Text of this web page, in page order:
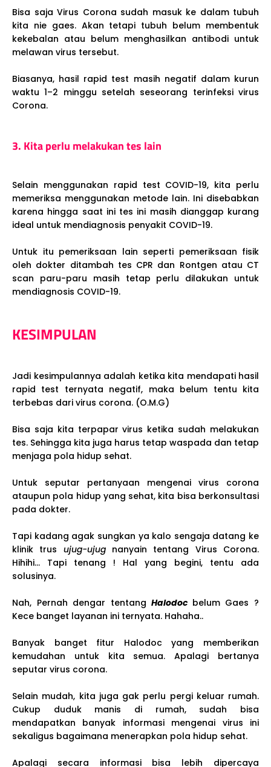
Bisa saja Virus Corona sudah masuk ke dalam tubuh
kita nie gaes. Akan tetapi tubuh belum membentuk
kekebalan atau belum menghasilkan antibodi untuk
melawan virus tersebut.
Biasanya, hasil rapid test masih negatif dalam kurun
waktu 1–2 minggu setelah seseorang terinfeksi virus
Corona.
3. Kita perlu melakukan tes lain
Selain menggunakan rapid test COVID-19, kita perlu
memeriksa menggunakan metode lain. Ini disebabkan
karena hingga saat ini tes ini masih dianggap kurang
ideal untuk mendiagnosis penyakit COVID-19.
Untuk itu pemeriksaan lain seperti pemeriksaan fisik
oleh dokter ditambah tes CPR dan Rontgen atau CT
scan paru-paru masih tetap perlu dilakukan untuk
mendiagnosis COVID-19.
KESIMPULAN
Jadi kesimpulannya adalah ketika kita mendapati hasil
rapid test ternyata negatif, maka belum tentu kita
terbebas dari virus corona. (O.M.G)
Bisa saja kita terpapar virus ketika sudah melakukan
tes. Sehingga kita juga harus tetap waspada dan tetap
menjaga pola hidup sehat.
Untuk seputar pertanyaan mengenai virus corona
ataupun pola hidup yang sehat, kita bisa berkonsultasi
pada dokter.
Tapi kadang agak sungkan ya kalo sengaja datang ke
klinik trus ujug-ujugnanyain tentang Virus Corona.
Hihihi... Tapi tenang ! Hal yang begini, tentu ada
solusinya.
Nah, Pernah dengar tentangHalodoc belum Gaes ?
Kece banget layanan ini ternyata. Hahaha..
Banyak banget fitur Halodoc yang memberikan
kemudahan untuk kita semua. Apalagi bertanya
seputar virus corona.
Selain mudah, kita juga gak perlu pergi keluar rumah.
Cukup duduk manis di rumah, sudah bisa
mendapatkan banyak informasi mengenai virus ini
sekaligus bagaimana menerapkan pola hidup sehat.
Apalagi secara informasi bisa lebih dipercaya